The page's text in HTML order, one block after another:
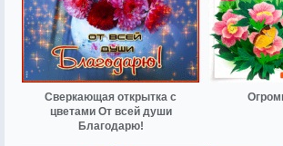
Сверкающая открытка с
цветами От всей души
Благодарю!